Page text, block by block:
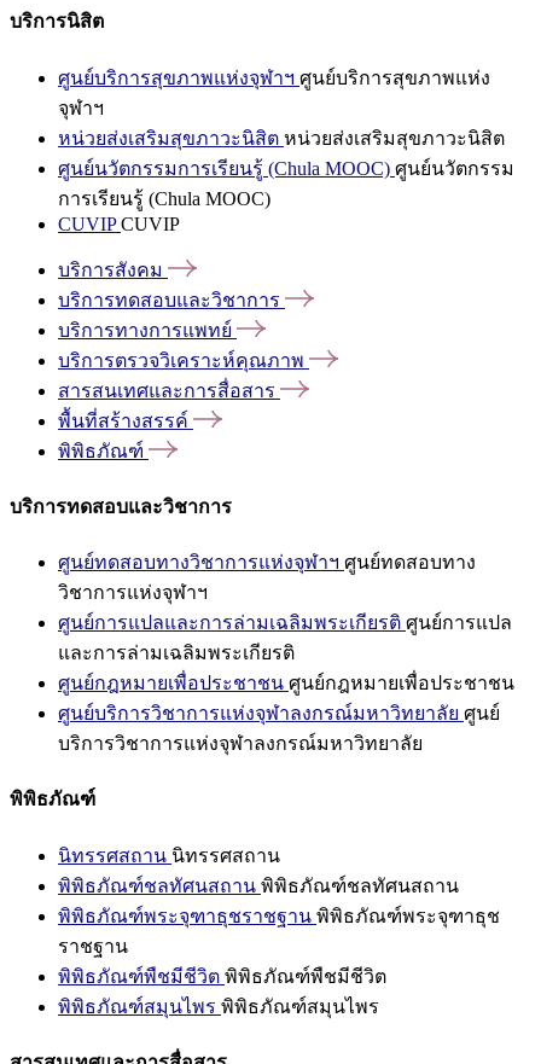
บริการนิสิต
ศูนย์บริการสุขภาพแห่งจุฬาฯ ศูนย์บริการสุขภาพแห่ง
จุฬาฯ
หน่วยส่งเสริมสุขภาวะนิสิต หน่วยส่งเสริมสุขภาวะนิสิต
ศูนย์นวัตกรรมการเรียนรู้ (Chula MOOC) ศูนย์นวัตกรรม
การเรียนรู้ (Chula MOOC)
CUVIPCUVIP
บริการสังคม
บริการทดสอบและวิชาการ
บริการทางการแพทย์
บริการตรวจวิเคราะห์คุณภาพ
สารสนเทศและการสื่อสาร
พื้นที่สร้างสรรค์
พิพิธภัณฑ์
บริการทดสอบและวิชาการ
ศูนย์ทดสอบทางวิชาการแห่งจุฬาฯ ศูนย์ทดสอบทาง
วิชาการแห่งจุฬาฯ
ศูนย์การแปลและการล่ามเฉลิมพระเกียรติ ศูนย์การแปล
และการล่ามเฉลิมพระเกียรติ
ศูนย์กฎหมายเพื่อประชาชน ศูนย์กฎหมายเพื่อประชาชน
ศูนย์บริการวิชาการแห่งจุฬาลงกรณ์มหาวิทยาลัย ศูนย์
บริการวิชาการแห่งจุฬาลงกรณ์มหาวิทยาลัย
พิพิธภัณฑ์
นิทรรศสถาน นิทรรศสถาน
พิพิธภัณฑ์ชลทัศนสถาน พิพิธภัณฑ์ชลทัศนสถาน
พิพิธภัณฑ์พระจุฑาธุชราชฐาน พิพิธภัณฑ์พระจุฑาธุช
ราชฐาน
พิพิธภัณฑ์พืชมีชีวิต พิพิธภัณฑ์พืชมีชีวิต
พิพิธภัณฑ์สมุนไพร พิพิธภัณฑ์สมุนไพร